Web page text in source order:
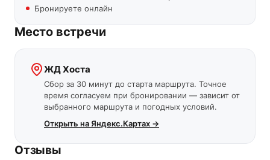
Бронируете онлайн
Место встречи
ЖД Хоста
Сбор за 30 минут до старта маршрута. Точное
время согласуем при бронировании — зависит от
выбранного маршрута и погодных условий.
Открыть на Яндекс.Картах →
Отзывы